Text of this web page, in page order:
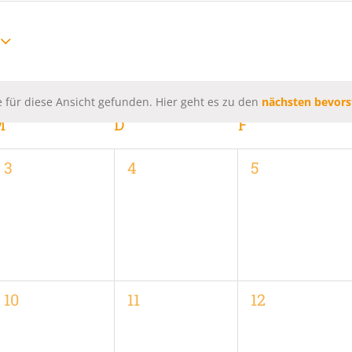
Hinweis
für diese Ansicht gefunden. Hier geht es zu den nächsten
D F
0
3
0
4
0
5
0
10
0
11
0
12